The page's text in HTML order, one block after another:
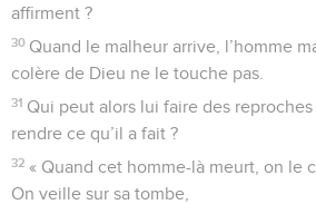
affirment ?
30 Quand le malheur arrive, l’homme
colère de Dieu ne le touche pas.
31 Qui peut alors lui faire des
rendre ce qu’il a fait ?
32 « Quand cet homme-là meurt, on le
On veille sur sa tombe,